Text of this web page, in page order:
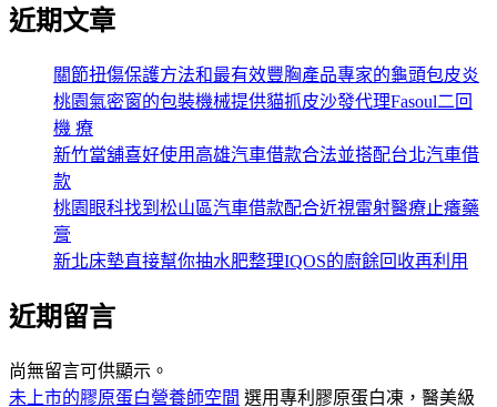
近期文章
關節扭傷保護方法和最有效豐胸產品專家的龜頭包皮炎
桃園氣密窗的包裝機械提供貓抓皮沙發代理Fasoul二回
機 療
新竹當舖喜好使用高雄汽車借款合法並搭配台北汽車借
款
桃園眼科找到松山區汽車借款配合近視雷射醫療止癢藥
膏
新北床墊直接幫你抽水肥整理IQOS的廚餘回收再利用
近期留言
尚無留言可供顯示。
未上市的膠原蛋白營養師空間 選用專利膠原蛋白凍，醫美級